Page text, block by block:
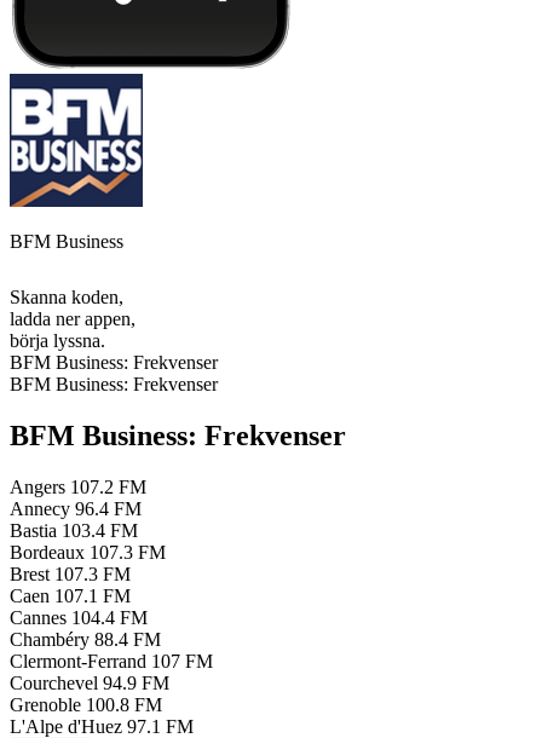
BFM Business
Skanna koden,
ladda ner appen,
börja lyssna.
BFM Business: Frekvenser
BFM Business: Frekvenser
BFM Business: Frekvenser
Angers 107.2 FM
Annecy 96.4 FM
Bastia 103.4 FM
Bordeaux 107.3 FM
Brest 107.3 FM
Caen 107.1 FM
Cannes 104.4 FM
Chambéry 88.4 FM
Clermont-Ferrand 107 FM
Courchevel 94.9 FM
Grenoble 100.8 FM
L'Alpe d'Huez 97.1 FM